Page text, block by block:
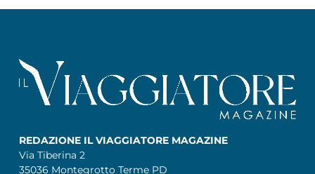
REDAZIONE IL VIAGGIATORE MAGAZINE
Via Tiberina 2
35036 Montegrotto Terme PD